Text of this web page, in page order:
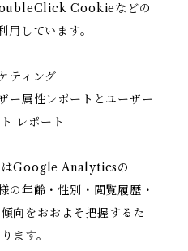
Cookieなどの
しています。
ティング
属性レポートとユーザー
レポート
はGoogle Analyticsの
年齢・性別・閲覧履歴・
向をおおよそ把握するた
ます。